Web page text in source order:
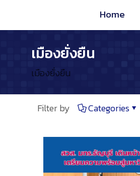
Home
เมืองยั่งยืน
เมืองยั่งยืน
Filter by Categories